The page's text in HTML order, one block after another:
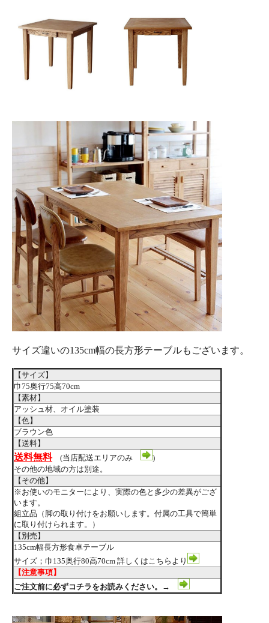
サイズ違いの135cm幅の長方形テーブルもございます。
【サイズ】
巾75奥行75高70cm
【素材】
アッシュ材、オイル塗装
【色】
ブラウン色
【送料】
送料無料(当店配送エリアのみ
)
その他の地域の方は別途。
【その他】
※お使いのモニターにより、実際の色と多少の差異がござ
います。
組立品（脚の取り付けをお願いします。付属の工具で簡単
に取り付けられます。）
【別売】
135cm幅長方形食卓テーブル
サイズ；巾135奥行80高70cm 詳しくはこちらより
【注意事項】
ご注文前に必ずコチラをお読みください。→